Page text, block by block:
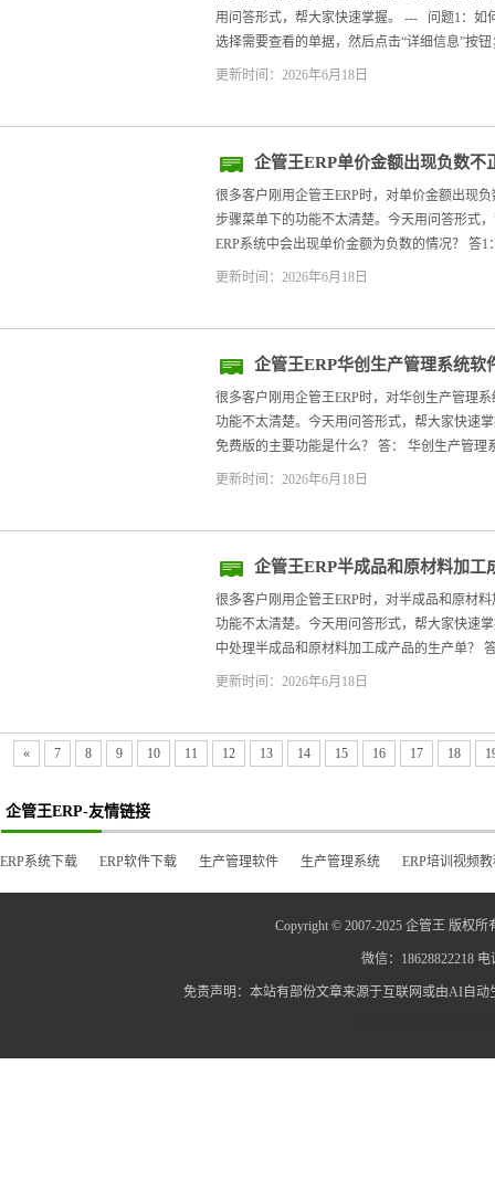
用问答形式，帮大家快速掌握。 --- 问题1：如
选择需要查看的单据，然后点击“详细信息”按钮
更新时间：2026年6月18日
企管王ERP单价金额出现负数不
决步骤
很多客户刚用企管王ERP时，对单价金额出现
步骤菜单下的功能不太清楚。今天用问答形式
ERP系统中会出现单价金额为负数的情况？ 答1
更新时间：2026年6月18日
企管王ERP华创生产管理系统软
很多客户刚用企管王ERP时，对华创生产管理
功能不太清楚。今天用问答形式，帮大家快速
免费版的主要功能是什么？ 答： 华创生产管理
更新时间：2026年6月18日
企管王ERP半成品和原材料加工
很多客户刚用企管王ERP时，对半成品和原材
功能不太清楚。今天用问答形式，帮大家快速
中处理半成品和原材料加工成产品的生产单？
更新时间：2026年6月18日
« 7 8 9 10 11 12 13 14 15 16 17 18
企管王ERP-友情链接
ERP系统下载 ERP软件下载 生产管理软件 生产管理系统 ERP培训视频
Copyright © 2007-2025 企管王 版权所
微信：18628822218
免责声明：本站有部份文章来源于互联网或由AI自